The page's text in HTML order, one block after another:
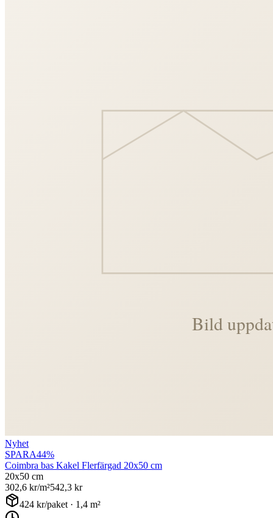
Nyhet
SPARA44%
Coimbra bas Kakel Flerfärgad 20x50 cm
20x50 cm
302,6 kr/m²542,3 kr
424 kr/paket · 1,4 m²